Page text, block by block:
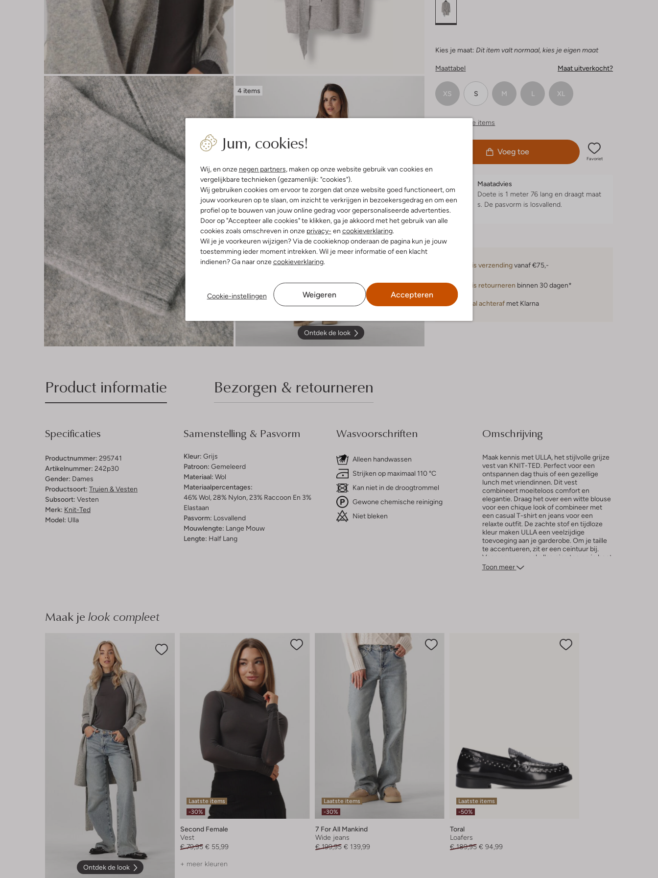
Jum, cookies!
Wij, en onze negen partners, maken op onze website gebruik van cookies en
vergelijkbare technieken (gezamenlijk: "cookies").
Wij gebruiken cookies om ervoor te zorgen dat onze website goed functioneert, om
jouw voorkeuren op te slaan, om inzicht te verkrijgen in bezoekersgedrag en om een
profiel op te bouwen van jouw online gedrag voor gepersonaliseerde advertenties.
Door op "Accepteer alle cookies" te klikken, ga je akkoord met het gebruik van alle
cookies zoals omschreven in onze privacy- en cookieverklaring.
Wil je je voorkeuren wijzigen? Via de cookieknop onderaan de pagina kun je jouw
toestemming ieder moment intrekken. Wil je meer informatie of een klacht
indienen? Ga naar onzecookieverklaring.
Cookie-instellingen Weigeren Accepteren
4 items
Ontdek de look
Kies je maat: Dit item valt normaal, kies je eigen maat
Maattabel Maat uitverkocht?
XS S M L XL
Vergelijkbare items
Voeg toe
Favoriet
Maatadvies
Doete is 1 meter 76 lang en draagt maat
s. De pasvorm is losvallend.
Gratis verzendingvanaf €75,-
Gratis retourneren binnen 30 dagen*
Betaal achteraf met Klarna
Product informatie Bezorgen & retourneren
Specificaties
Productnummer: 295741
Artikelnummer: 242p30
Gender: Dames
Productsoort: Truien & Vesten
Subsoort: Vesten
Merk: Knit-Ted
Model: Ulla
Samenstelling & Pasvorm
Kleur: Grijs
Patroon: Gemeleerd
Materiaal: Wol
Materiaalpercentages:
46% Wol, 28% Nylon, 23% Raccoon En 3%
Elastaan
Pasvorm: Losvallend
Mouwlengte: Lange Mouw
Lengte: Half Lang
Wasvoorschriften
Alleen handwassen
Strijken op maximaal 110 °C
Kan niet in de droogtrommel
Gewone chemische reiniging
Niet bleken
Omschrijving
Maak kennis met ULLA, het stijlvolle grijze
vest van KNIT-TED. Perfect voor een
ontspannen dag thuis of een gezellige
lunch met vriendinnen. Dit vest
combineert moeiteloos comfort en
elegantie. Draag het over een witte blouse
voor een chique look of combineer met
een casual T-shirt en jeans voor een
relaxte outfit. De zachte stof en tijdloze
kleur maken ULLA een veelzijdige
toevoeging aan je garderobe. Om je taille
te accentueren, zit er een ceintuur bij.
Voeg een paar enkellaarsjes toe en je bent
klaar om de deur uit te gaan. ULLA is jouw
Toon meer
Maak je look compleet
Ontdek de look
Laatste items
-30%
Second Female
Vest
€ 79,95 € 55,99
+ meer kleuren
Laatste items
-30%
7 For All Mankind
Wide jeans
€ 199,95 € 139,99
Laatste items
-50%
Toral
Loafers
€ 189,95 € 94,99